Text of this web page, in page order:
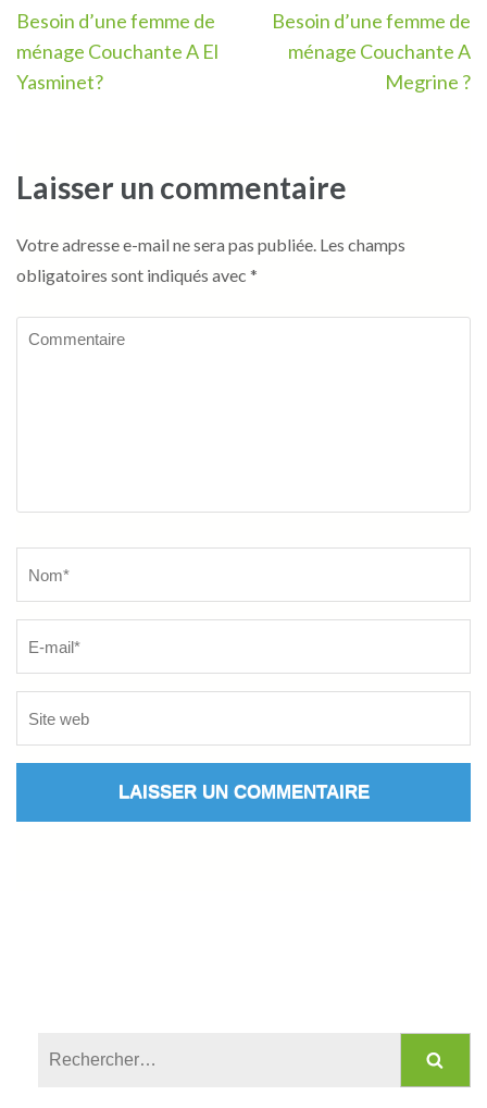
Navigation
de
l’article
Besoin d’une femme de
ménage Couchante A El
Yasminet?
Besoin d’une femme de
ménage Couchante A
Megrine ?
Laisser un commentaire
Votre adresse e-mail ne sera pas publiée. Les champs
obligatoires sont indiqués avec *
Commentaire